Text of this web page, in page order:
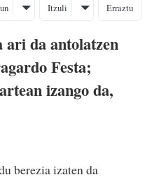
Itzuli Erraztu
da antolatzen
Festa;
izango da,
berezia izaten da